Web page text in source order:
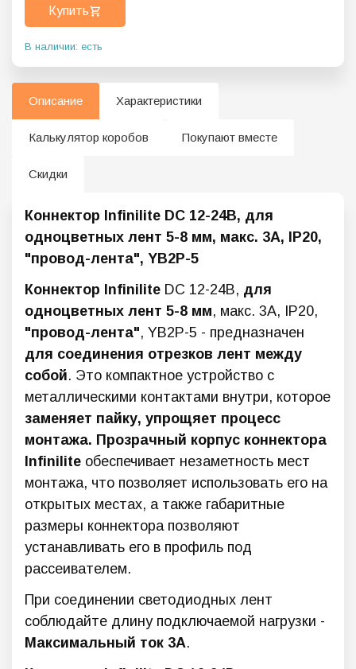
Купить
В наличии: есть
Описание Характеристики
Калькулятор коробов Покупают вместе
Скидки
Коннектор Infinilite DC 12-24В, для
одноцветных лент 5-8 мм, макс. 3А, IP20,
"провод-лента", YB2P-5
Коннектор Infinilite DC 12-24В, для
одноцветных лент 5-8 мм, макс. 3А, IP20,
"провод-лента", YB2P-5 - предназначен
для соединения отрезков лент между
собой. Это компактное устройство с
металлическими контактами внутри, которое
заменяет пайку, упрощяет процесс
монтажа. Прозрачный корпус коннектора
Infinilite обеспечивает незаметность мест
монтажа, что позволяет использовать его на
открытых местах, а также габаритные
размеры коннектора позволяют
устанавливать его в профиль под
рассеивателем.
При соединении светодиодных лент
соблюдайте длину подключаемой нагрузки -
Максимальный ток 3А.